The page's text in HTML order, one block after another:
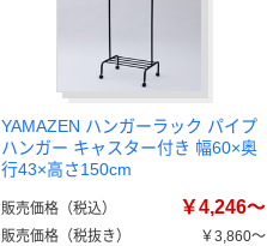
YAMAZEN ハンガーラック パイプ
ハンガー キャスター付き 幅60×奥
行43×高さ150cm
販売価格（税込） ￥4,246～
販売価格（税抜き）
￥3,860～